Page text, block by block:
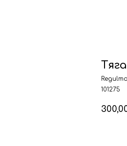
101275